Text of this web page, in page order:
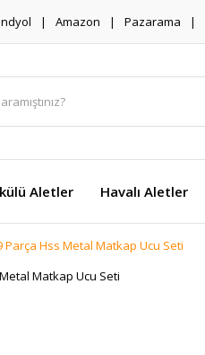
Amazon Pazarama
Aletler Havalı Aletler
Parça Hss Metal Matkap Ucu Seti